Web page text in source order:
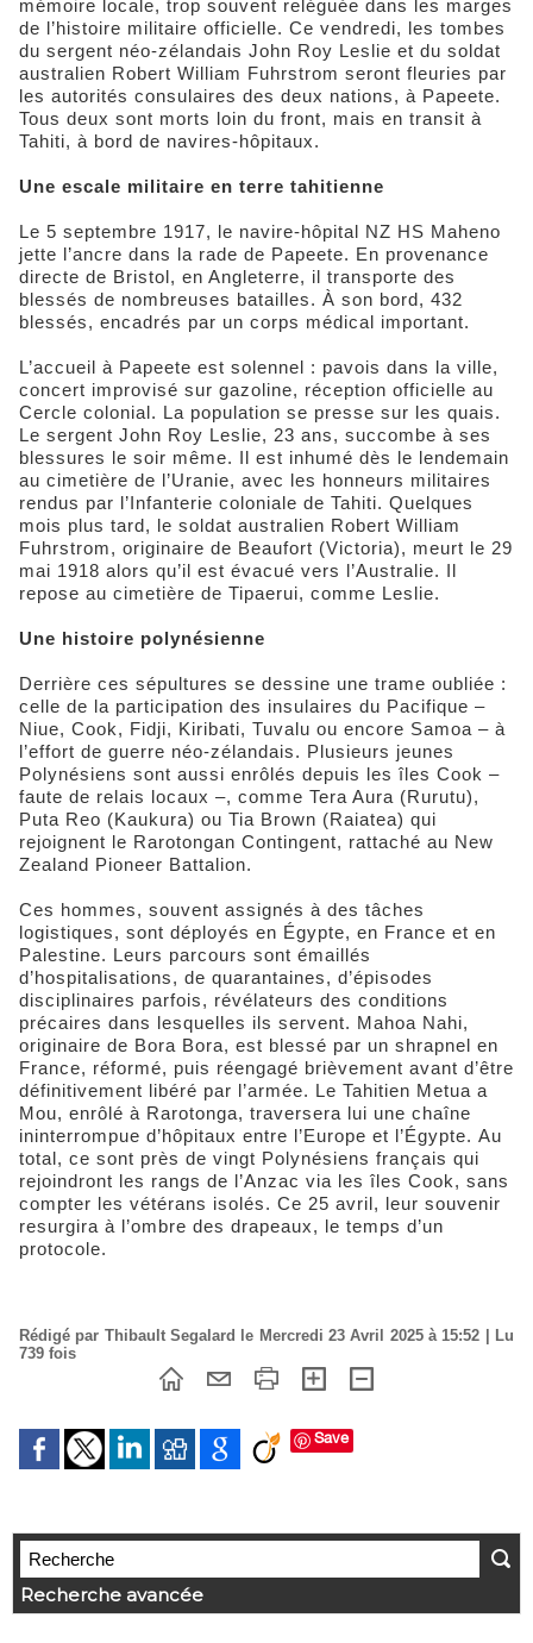
mémoire locale, trop souvent reléguée dans les marges
de l’histoire militaire officielle. Ce vendredi, les tombes
du sergent néo-zélandais John Roy Leslie et du soldat
australien Robert William Fuhrstrom seront fleuries par
les autorités consulaires des deux nations, à Papeete.
Tous deux sont morts loin du front, mais en transit à
Tahiti, à bord de navires-hôpitaux.
Une escale militaire en terre tahitienne
Le 5 septembre 1917, le navire-hôpital NZ HS Maheno
jette l’ancre dans la rade de Papeete. En provenance
directe de Bristol, en Angleterre, il transporte des
blessés de nombreuses batailles. À son bord, 432
blessés, encadrés par un corps médical important.
L’accueil à Papeete est solennel : pavois dans la ville,
concert improvisé sur gazoline, réception officielle au
Cercle colonial. La population se presse sur les quais.
Le sergent John Roy Leslie, 23 ans, succombe à ses
blessures le soir même. Il est inhumé dès le lendemain
au cimetière de l’Uranie, avec les honneurs militaires
rendus par l’Infanterie coloniale de Tahiti. Quelques
mois plus tard, le soldat australien Robert William
Fuhrstrom, originaire de Beaufort (Victoria), meurt le 29
mai 1918 alors qu’il est évacué vers l’Australie. Il
repose au cimetière de Tipaerui, comme Leslie.
Une histoire polynésienne
Derrière ces sépultures se dessine une trame oubliée :
celle de la participation des insulaires du Pacifique –
Niue, Cook, Fidji, Kiribati, Tuvalu ou encore Samoa – à
l’effort de guerre néo-zélandais. Plusieurs jeunes
Polynésiens sont aussi enrôlés depuis les îles Cook –
faute de relais locaux –, comme Tera Aura (Rurutu),
Puta Reo (Kaukura) ou Tia Brown (Raiatea) qui
rejoignent le Rarotongan Contingent, rattaché au New
Zealand Pioneer Battalion.
Ces hommes, souvent assignés à des tâches
logistiques, sont déployés en Égypte, en France et en
Palestine. Leurs parcours sont émaillés
d’hospitalisations, de quarantaines, d’épisodes
disciplinaires parfois, révélateurs des conditions
précaires dans lesquelles ils servent. Mahoa Nahi,
originaire de Bora Bora, est blessé par un shrapnel en
France, réformé, puis réengagé brièvement avant d’être
définitivement libéré par l’armée. Le Tahitien Metua a
Mou, enrôlé à Rarotonga, traversera lui une chaîne
ininterrompue d’hôpitaux entre l’Europe et l’Égypte. Au
total, ce sont près de vingt Polynésiens français qui
rejoindront les rangs de l’Anzac via les îles Cook, sans
compter les vétérans isolés. Ce 25 avril, leur souvenir
resurgira à l’ombre des drapeaux, le temps d’un
protocole.
Rédigé par Thibault Segalard le Mercredi 23 Avril 2025 à 15:52 | Lu
739 fois
Save
Recherche avancée